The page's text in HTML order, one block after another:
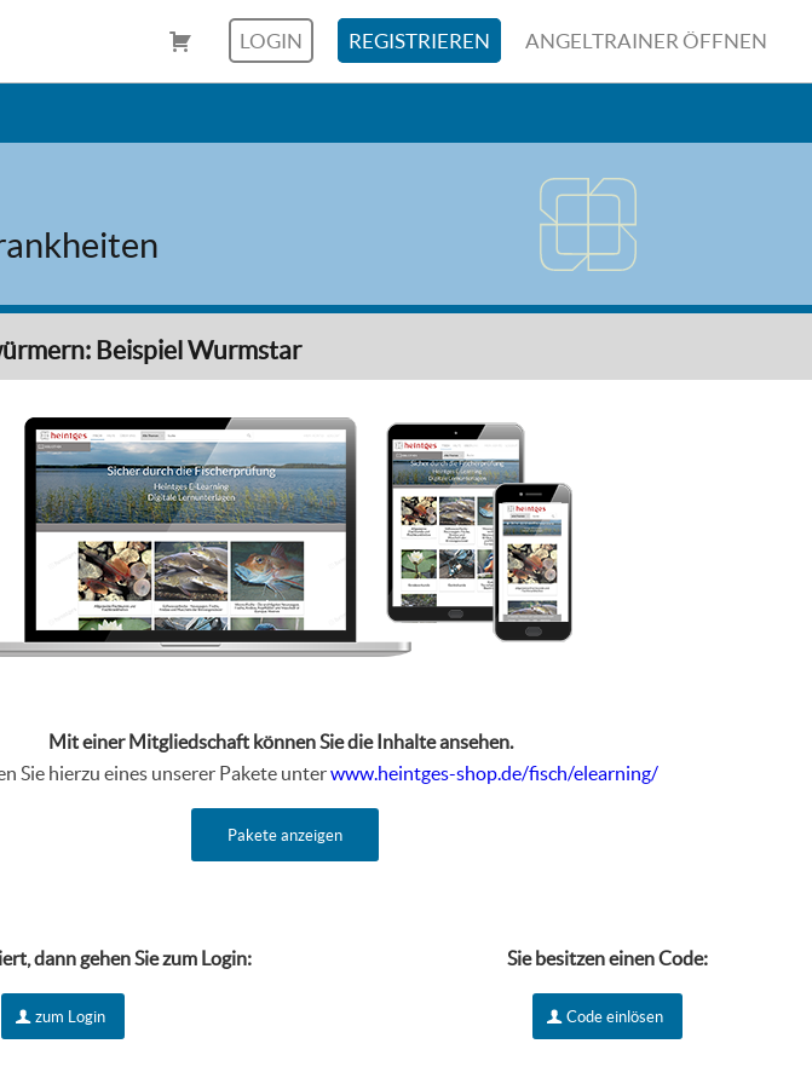
LOGIN REGISTRIEREN ANGELTRAINER ÖFFNEN
Beispiel Wurmstar
Mit einer Mitgliedschaft können Sie die Inhalte ansehen.
Sie hierzu eines unserer Pakete unterwww.heintges-shop.de/fisch/elearning/
Pakete anzeigen
dann gehen Sie zum Login:
zum Login
Sie besitzen einen Code:
Code einlösen